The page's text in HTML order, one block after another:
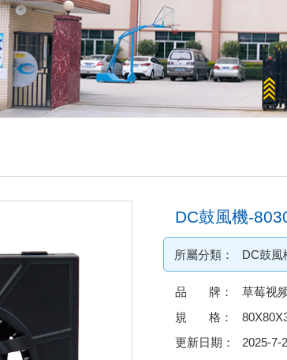
DC鼓風機-
所屬分類： DC鼓風
品 牌：
草莓视
規 格：
更新日期：
2025-7-2